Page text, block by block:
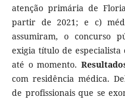
atenção primária de
partir de 2021; e c)
assumiram, o concurso
exigia título de
até o momento.
com residência médica.
de profissionais que se